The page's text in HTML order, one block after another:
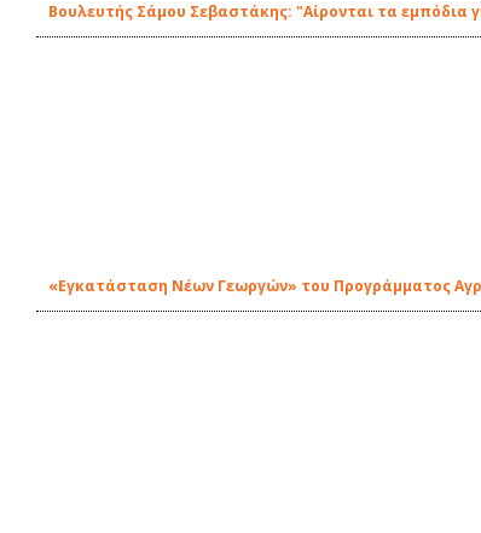
Βουλευτής Σάμου Σεβαστάκης: "Αίρονται τα εμπόδια
«Εγκατάσταση Νέων Γεωργών» του Προγράμματος